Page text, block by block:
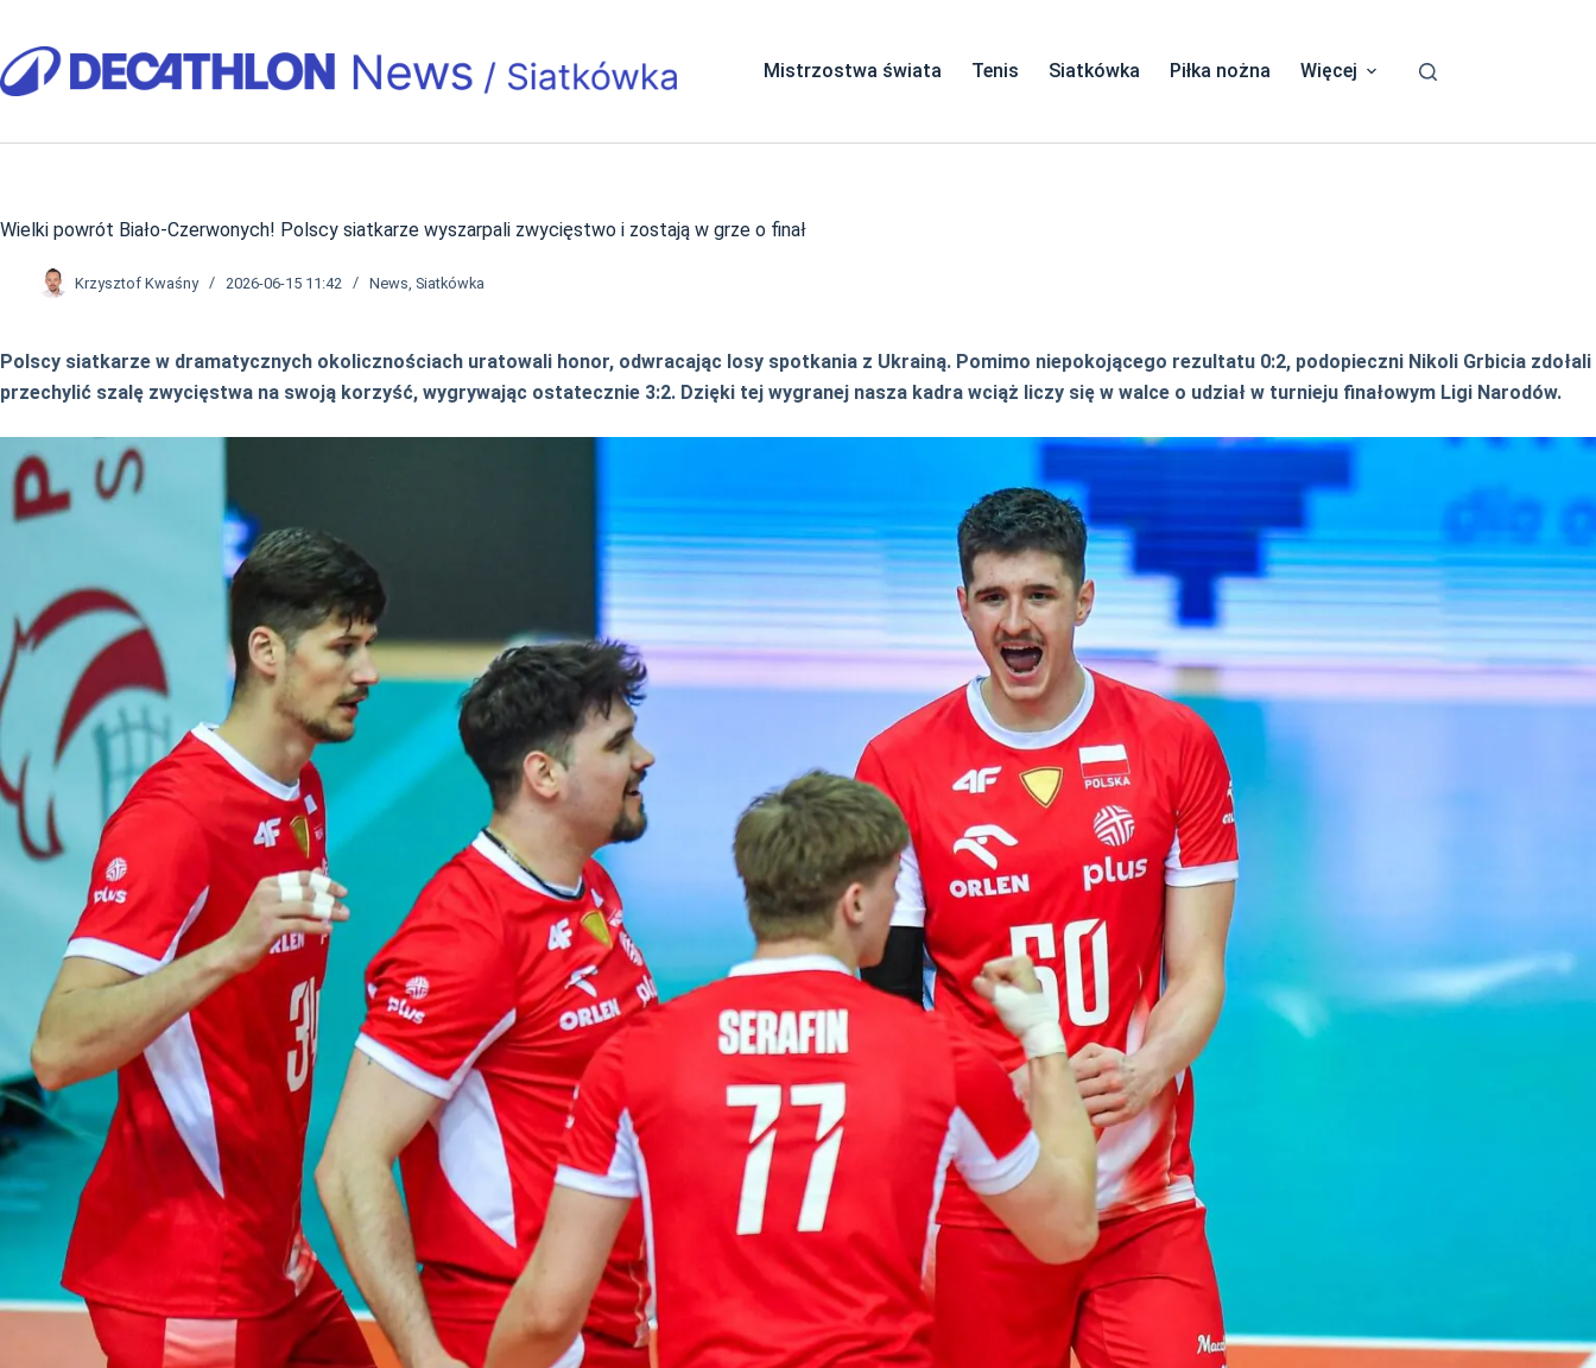
treści
Mistrzostwa świata Tenis Siatkówka Piłka nożna Więcej
Wielki powrót Biało-Czerwonych! Polscy siatkarze wyszarpali zwycięstwo i zostają w grze o finał
Krzysztof Kwaśny 2026-06-15 11:42 News Siatkówka
Polscy siatkarze w dramatycznych okolicznościach uratowali honor, odwracając losy spotkania z Ukrainą. Pomimo niepokojącego rezultatu 0:2, podopieczni Nikoli Grbicia zdołali
przechylić szalę zwycięstwa na swoją korzyść, wygrywając ostatecznie 3:2. Dzięki tej wygranej nasza kadra wciąż liczy się w walce o udział w turnieju finałowym Ligi Narodów.